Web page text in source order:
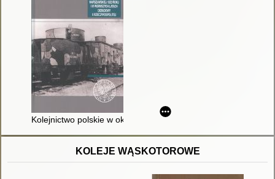
Kolejnictwo polskie w okresie bitwy warszawskiej 1920 roku i
KOLEJE WĄSKOTOROWE